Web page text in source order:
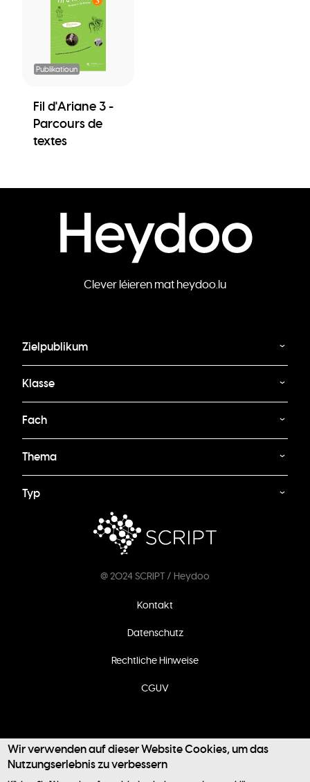
Publikatioun
Fil d'Ariane 3 -
Parcours de
textes
Clever léieren mat heydoo.lu
Zielpublikum
Klasse
Fach
Thema
Typ
@ 2024 SCRIPT / Heydoo
Kontakt
Datenschutz
Rechtliche Hinweise
CGUV
Wir verwenden auf dieser Website Cookies, um das
Nutzungserlebnis zu verbessern